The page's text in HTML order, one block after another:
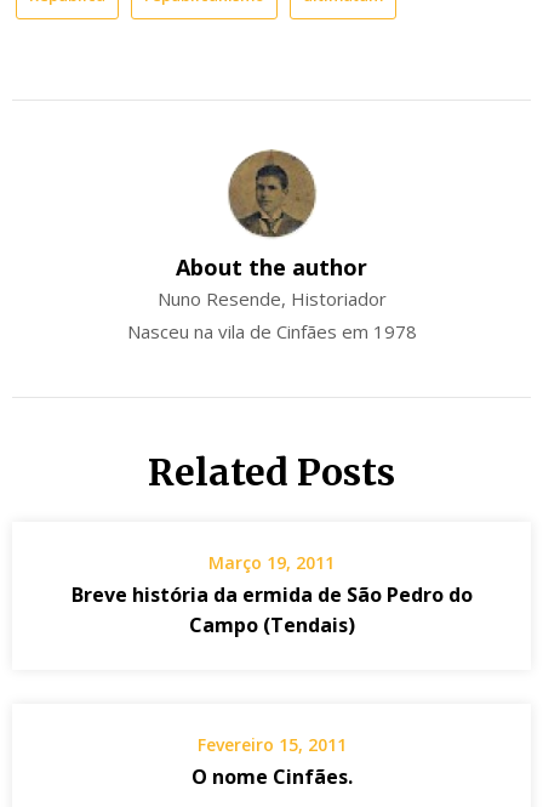
About the author
Nuno Resende, Historiador
Nasceu na vila de Cinfães em 1978
Related Posts
Março 19, 2011
Breve história da ermida de São Pedro do
Campo (Tendais)
Fevereiro 15, 2011
O nome Cinfães.